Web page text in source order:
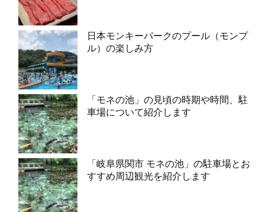
日本モンキーパークのプール（モンプ
ル）の楽しみ方
「モネの池」の見頃の時期や時間、駐
車場について紹介します
「岐阜県関市 モネの池」の駐車場とお
すすめ周辺観光を紹介します